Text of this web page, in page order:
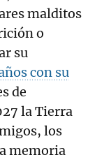
malditos
o
su
con su
de
la Tierra
los
memoria